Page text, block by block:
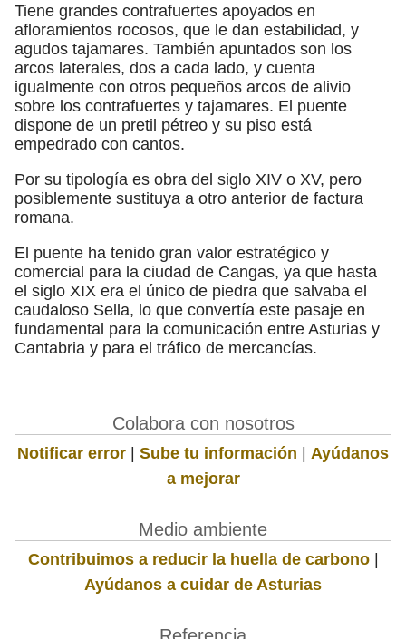
Tiene grandes contrafuertes apoyados en
afloramientos rocosos, que le dan estabilidad, y
agudos tajamares. También apuntados son los
arcos laterales, dos a cada lado, y cuenta
igualmente con otros pequeños arcos de alivio
sobre los contrafuertes y tajamares. El puente
dispone de un pretil pétreo y su piso está
empedrado con cantos.
Por su tipología es obra del siglo XIV o XV, pero
posiblemente sustituya a otro anterior de factura
romana.
El puente ha tenido gran valor estratégico y
comercial para la ciudad de Cangas, ya que hasta
el siglo XIX era el único de piedra que salvaba el
caudaloso Sella, lo que convertía este pasaje en
fundamental para la comunicación entre Asturias y
Cantabria y para el tráfico de mercancías.
Colabora con nosotros
Notificar error | Sube tu información | Ayúdanos
a mejorar
Medio ambiente
Contribuimos a reducir la huella de carbono|
Ayúdanos a cuidar de Asturias
Referencia